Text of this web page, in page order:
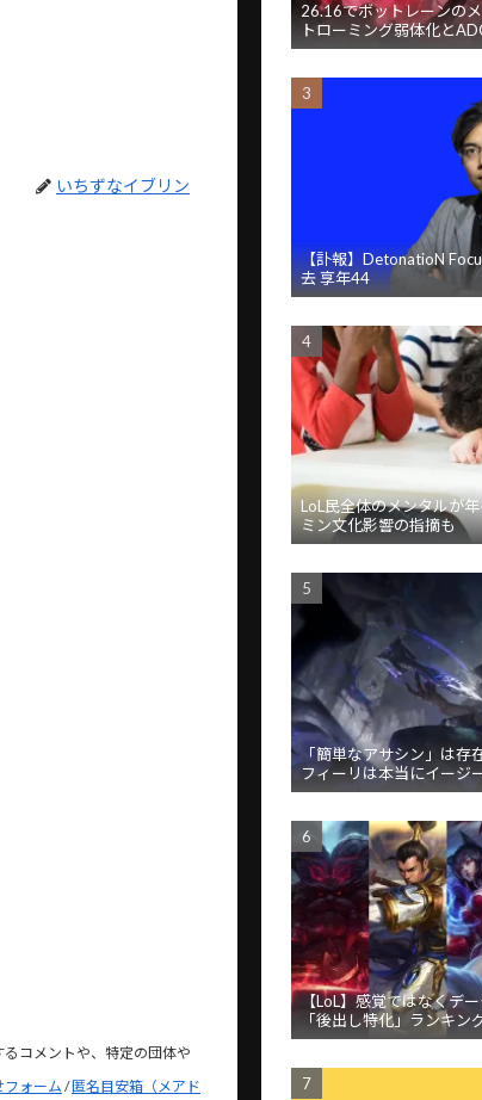
いちずなイブリン
コメントや、特定の団体や
フォーム /匿名目安箱（メアド
26.16でボットレーンの
トローミング弱体化と
【訃報】DetonatioN
去 享年44
LoL民全体のメンタルが
ミン文化影響の指摘も
「簡単なアサシン」は存
フィーリは本当にイージ
【LoL】感覚ではなくデ
「後出し特化」ランキン
話題